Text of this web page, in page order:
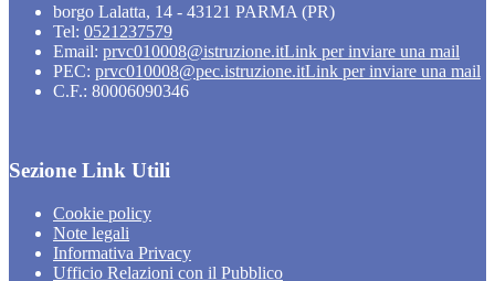
borgo Lalatta, 14 - 43121 PARMA (PR)
Tel: 0521237579
Email: prvc010008@istruzione.itLink per inviare una mail
PEC: prvc010008@pec.istruzione.itLink per inviare una mail
C.F.: 80006090346
Sezione Link Utili
Cookie policy
Note legali
Informativa Privacy
Ufficio Relazioni con il Pubblico